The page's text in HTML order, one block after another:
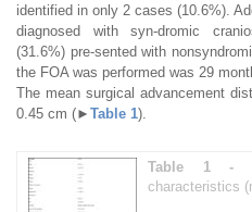
identified in only 2 cases (10.6%).
diagnosed with syn-dromic
(31.6%) pre-sented with
the FOA was performed was 29
The mean surgical advancement
0.45 cm (► Table 1).
Table 1 -
characteristics